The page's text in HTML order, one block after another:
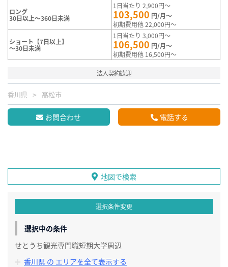
ロング
30日以上～360日未満
1日当たり 2,900円～
103,500 円/月～
初期費用他 22,000円～
ショート【7日以上】
～30日未満
1日当たり 3,000円～
106,500 円/月～
初期費用他 16,500円～
法人契約歓迎
香川県 高松市
お問合わせ 電話する
地図で検索
選択条件変更
選択中の条件
せとうち観光専門職短期大学周辺
香川県 の エリアを全て表示する